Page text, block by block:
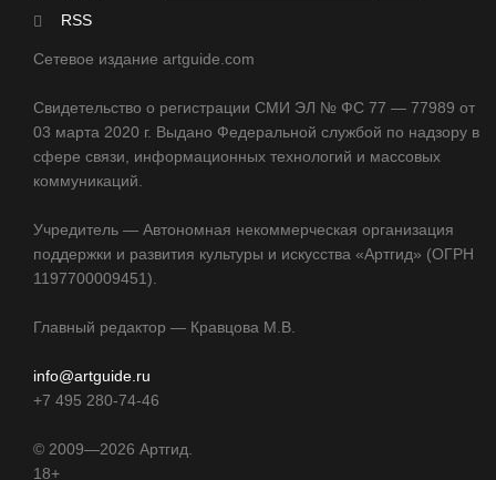
RSS
Сетевое издание artguide.com
Свидетельство о регистрации СМИ ЭЛ № ФС 77 — 77989 от
03 марта 2020 г. Выдано Федеральной службой по надзору в
сфере связи, информационных технологий и массовых
коммуникаций.
Учредитель — Автономная некоммерческая организация
поддержки и развития культуры и искусства «Артгид» (ОГРН
1197700009451).
Главный редактор — Кравцова М.В.
info@artguide.ru
+7 495 280-74-46
© 2009—2026 Артгид.
18+